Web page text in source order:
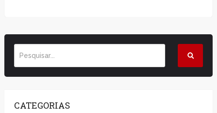
CATEGORIAS